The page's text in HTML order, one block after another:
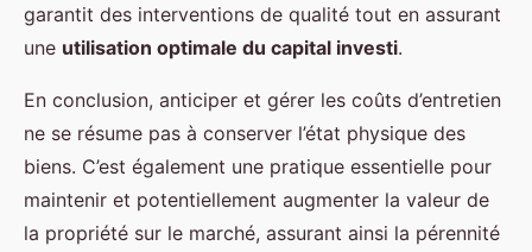
garantit des interventions de qualité tout en assurant
une utilisation optimale du capital investi.
En conclusion, anticiper et gérer les coûts d’entretien
ne se résume pas à conserver l’état physique des
biens. C’est également une pratique essentielle pour
maintenir et potentiellement augmenter la valeur de
la propriété sur le marché, assurant ainsi la pérennité